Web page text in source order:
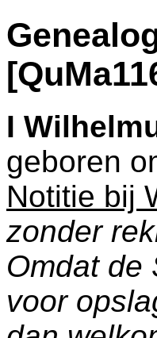
I
geboren
Notitie bij
zonder
Omdat de
voor